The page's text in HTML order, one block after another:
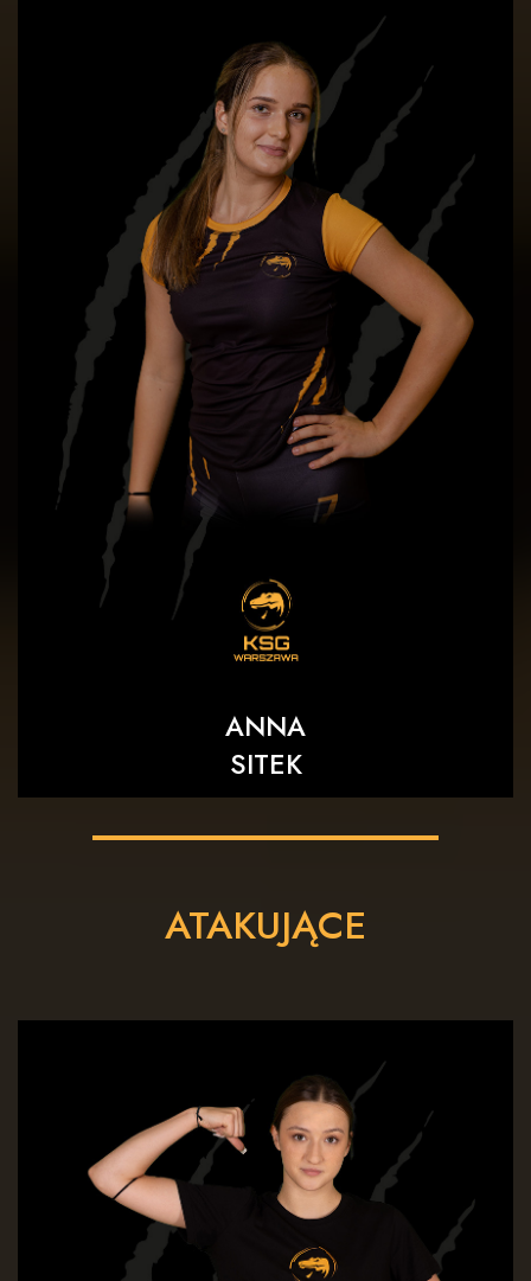
ANNA
SITEK
ATAKUJĄCE